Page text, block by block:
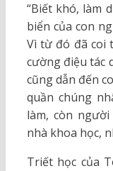
“Biết khó, làm
biển của con
Vì từ đó đã coi
cường điệu tác
cũng dẫn đến
quần chúng
làm, còn
nhà khoa học,
Triết học của